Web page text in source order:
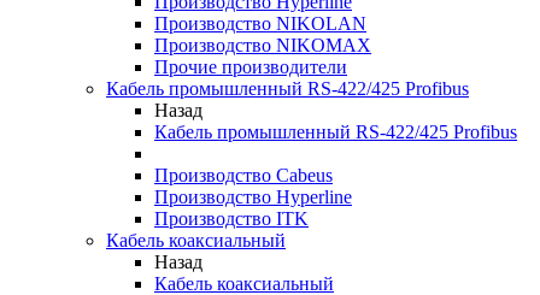
Производство NIKOLAN
Производство NIKOMAX
Прочие производители
Кабель промышленный RS-422/425 Profibus
Назад
Кабель промышленный RS-422/425 Profibus
Производство Cabeus
Производство Hyperline
Производство ITK
Кабель коаксиальный
Назад
Кабель коаксиальный